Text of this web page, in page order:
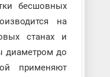
бесшовных
на
станах и
диаметром до
применяют